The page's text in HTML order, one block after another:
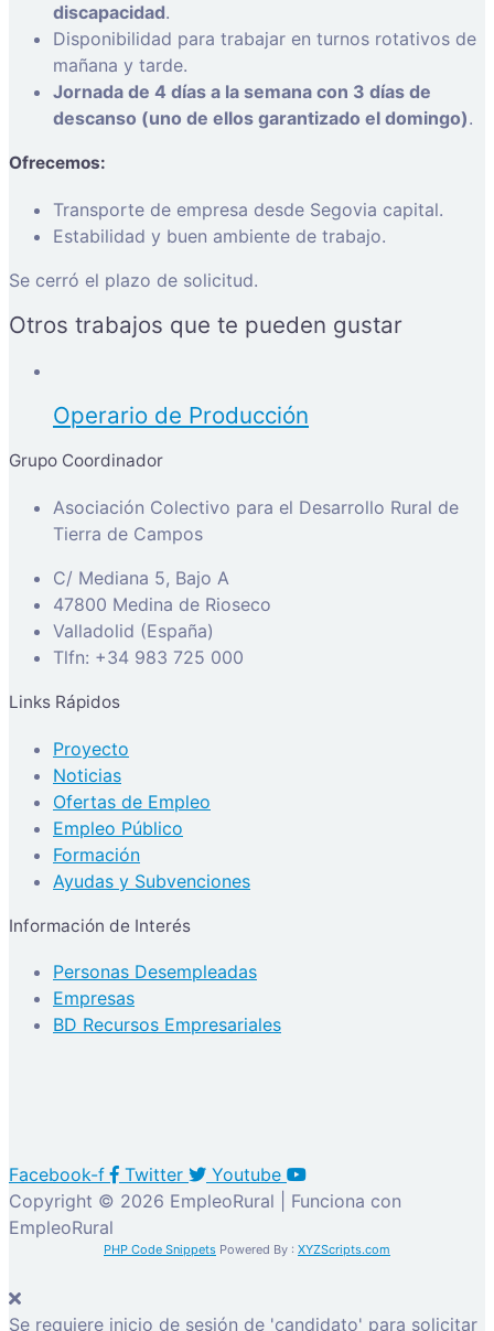
discapacidad.
Disponibilidad para trabajar en turnos rotativos de
mañana y tarde.
Jornada de 4 días a la semana con 3 días de
descanso (uno de ellos garantizado el domingo).
Ofrecemos:
Transporte de empresa desde Segovia capital.
Estabilidad y buen ambiente de trabajo.
Se cerró el plazo de solicitud.
Otros trabajos que te pueden gustar
Operario de Producción
Grupo Coordinador
Asociación Colectivo para el Desarrollo Rural de
Tierra de Campos
C/ Mediana 5, Bajo A
47800 Medina de Rioseco
Valladolid (España)
Tlfn: +34 983 725 000
Links Rápidos
Proyecto
Noticias
Ofertas de Empleo
Empleo Público
Formación
Ayudas y Subvenciones
Información de Interés
Personas Desempleadas
Empresas
BD Recursos Empresariales
Facebook-f Twitter
Youtube
Copyright © 2026 EmpleoRural | Funciona con
EmpleoRural
PHP Code Snippets Powered By : XYZScripts.com
Se requiere inicio de sesión de 'candidato' para solicitar